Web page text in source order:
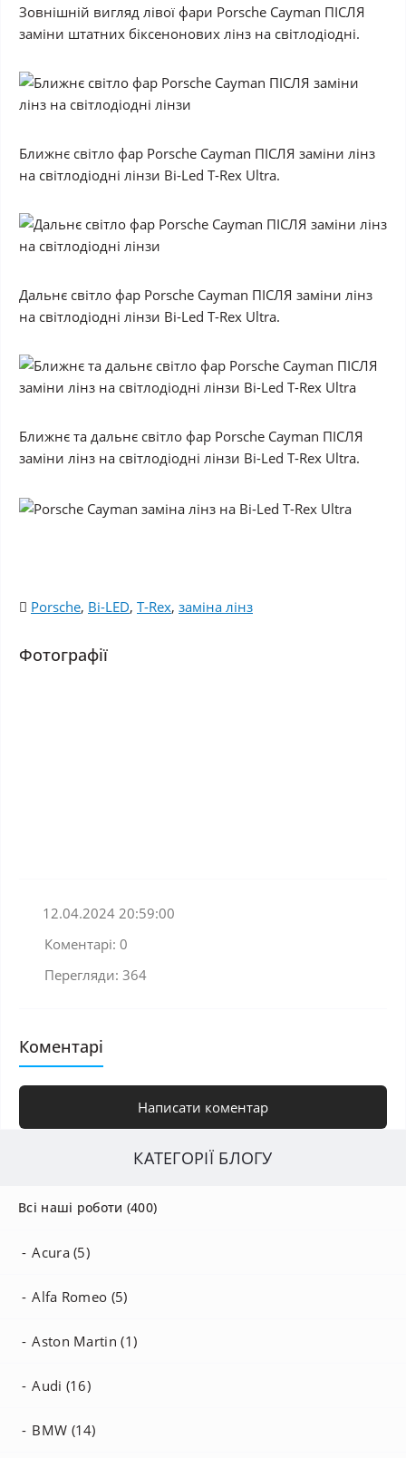
Зовнішній вигляд лівої фари Porsche Cayman ПІСЛЯ
заміни штатних біксенонових лінз на світлодіодні.
Ближнє світло фар Porsche Cayman ПІСЛЯ заміни лінз
на світлодіодні лінзи Bi-Led T-Rex Ultra.
Дальнє світло фар Porsche Cayman ПІСЛЯ заміни лінз
на світлодіодні лінзи Bi-Led T-Rex Ultra.
Ближнє та дальнє світло фар Porsche Cayman ПІСЛЯ
заміни лінз на світлодіодні лінзи Bi-Led T-Rex Ultra.
Porsche, Bi-LED, T-Rex, заміна лінз
Фотографії
12.04.2024 20:59:00
Коментарі: 0
Перегляди: 364
Коментарі
Написати коментар
КАТЕГОРІЇ БЛОГУ
Всі наші роботи (400)
Acura (5)
Alfa Romeo (5)
Aston Martin (1)
Audi (16)
BMW (14)